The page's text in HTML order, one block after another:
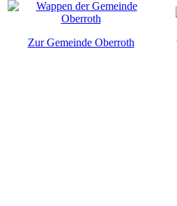
Zur Gemeinde Oberroth